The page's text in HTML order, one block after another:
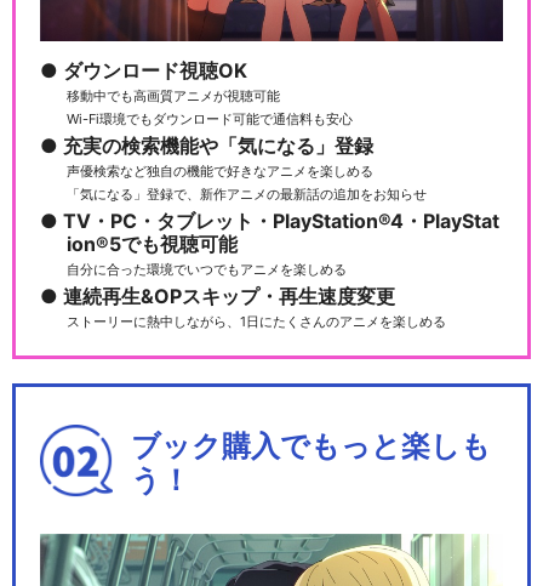
ダウンロード視聴OK
移動中でも高画質アニメが視聴可能
Wi-Fi環境でもダウンロード可能で通信料も安心
充実の検索機能や「気になる」登録
声優検索など独自の機能で好きなアニメを楽しめる
「気になる」登録で、新作アニメの最新話の追加をお知らせ
TV・PC・タブレット・PlayStation®4・PlayStat
ion®5でも視聴可能
自分に合った環境でいつでもアニメを楽しめる
連続再生&OPスキップ・再生速度変更
ストーリーに熱中しながら、1日にたくさんのアニメを楽しめる
ブック購入でもっと楽しも
う！